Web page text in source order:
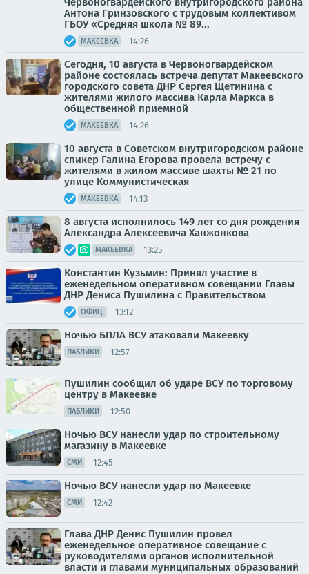
Антона Гринзовского с трудовым коллективом
ГБОУ «Средняя школа № 89...
МАКЕЕВКА 14:26
Сегодня, 10 августа в Червоногвардейском
районе состоялась встреча депутат Макеевского
городского совета ДНР Сергея Щетинина с
жителями жилого массива Карла Маркса в
общественной приемной
МАКЕЕВКА 14:26
10 августа в Советском внутригородском районе
спикер Галина Егорова провела встречу с
жителями в жилом массиве шахты № 21 по
улице Коммунистическая
МАКЕЕВКА 14:13
8 августа исполнилось 149 лет со дня рождения
Александра Алексеевича Ханжонкова
МАКЕЕВКА 13:25
Константин Кузьмин: Принял участие в
еженедельном оперативном совещании Главы
ДНР Дениса Пушилина с Правительством
ОФИЦ. 13:12
Ночью БПЛА ВСУ атаковали Макеевку
ПАБЛИКИ 12:57
Пушилин сообщил об ударе ВСУ по торговому
центру в Макеевке
ПАБЛИКИ 12:50
Ночью ВСУ нанесли удар по строительному
магазину в Макеевке
СМИ 12:45
Ночью ВСУ нанесли удар по Макеевке
СМИ 12:42
Глава ДНР Денис Пушилин провел
еженедельное оперативное совещание с
руководителями органов исполнительной
власти и главами муниципальных образований